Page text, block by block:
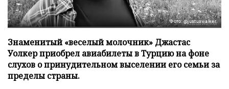
Фото: @justuswalker
Знаменитый «веселый молочник» Джастас
Уолкер приобрел авиабилеты в Турцию на фоне
слухов о принудительном выселении его семьи за
пределы страны.